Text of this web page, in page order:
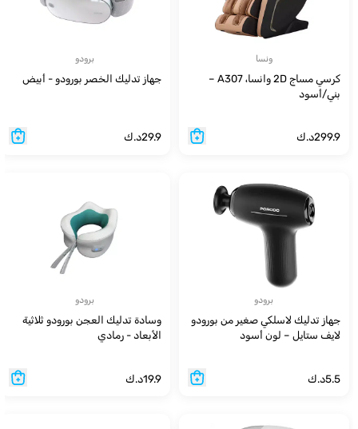
ونسا
كرسي مساج 2D وانسا، A307 –
بني/أسود
299.9د.ك
برودو
جهاز تدليك الخصر بورودو - أبيض
29.9د.ك
برودو
جهاز تدليك لاسلكي صغير من بورودو
لايف ستايل – لون أسود
5.5د.ك
برودو
وسادة تدليك العجن بورودو ثلاثية
الأبعاد - رمادي
19.9د.ك